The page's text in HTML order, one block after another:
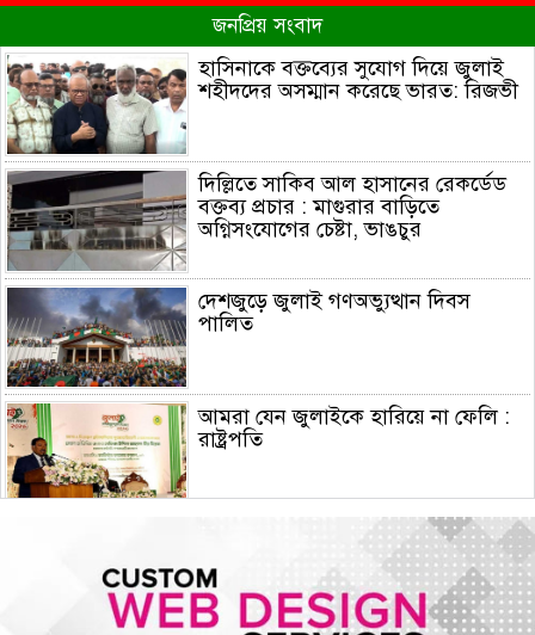
জনপ্রিয় সংবাদ
হাসিনাকে বক্তব্যের সুযোগ দিয়ে জুলাই
শহীদদের অসম্মান করেছে ভারত: রিজভী
দিল্লিতে সাকিব আল হাসানের রেকর্ডেড
বক্তব্য প্রচার : মাগুরার বাড়িতে
অগ্নিসংযোগের চেষ্টা, ভাঙচুর
দেশজুড়ে জুলাই গণঅভ্যুত্থান দিবস
পালিত
আমরা যেন জুলাইকে হারিয়ে না ফেলি :
রাষ্ট্রপতি
ইরান যুদ্ধে মার্কিন ক্ষেপণাস্ত্র প্রতিরোধী
ব্যবস্থার মজুদ বিপজ্জনক মাত্রায় কমেছে